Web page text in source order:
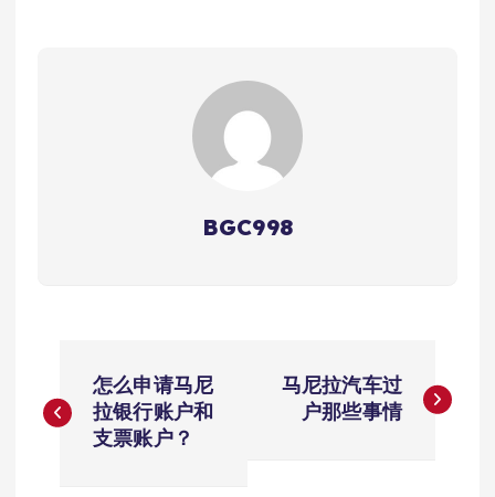
BGC998
章
怎么申请马尼
拉银行账户和
支票账户？
马尼拉汽车过
户那些事情